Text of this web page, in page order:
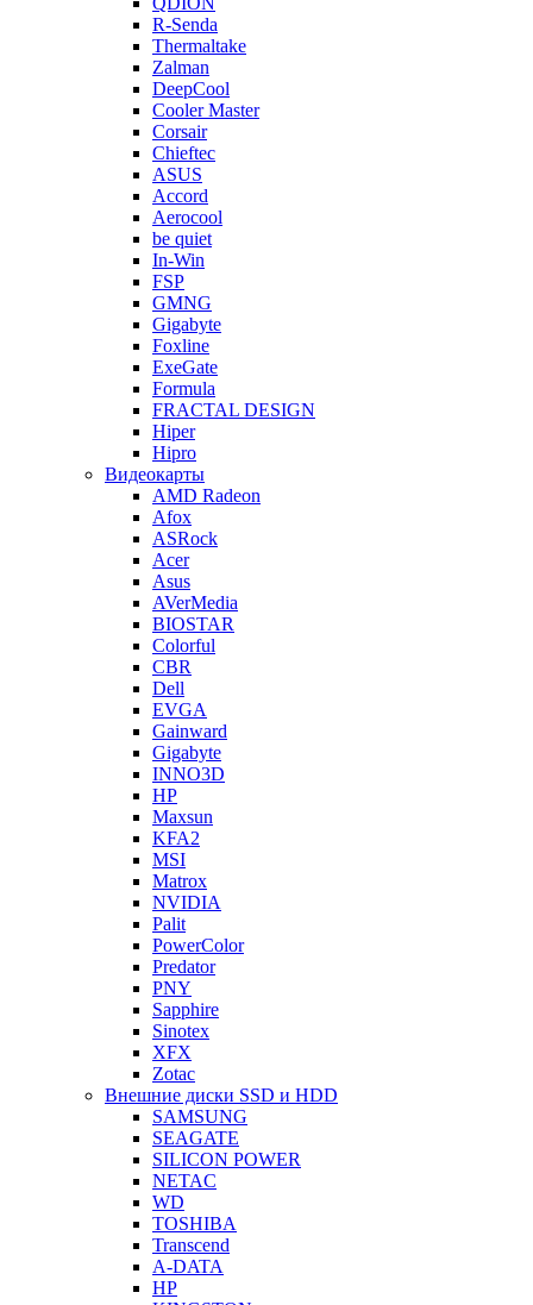
R-Senda
Thermaltake
Zalman
DeepCool
Cooler Master
Corsair
Chieftec
ASUS
Accord
Aerocool
be quiet
In-Win
FSP
GMNG
Gigabyte
Foxline
ExeGate
Formula
FRACTAL DESIGN
Hiper
Hipro
Видеокарты
AMD Radeon
Afox
ASRock
Acer
Asus
AVerMedia
BIOSTAR
Colorful
CBR
Dell
EVGA
Gainward
Gigabyte
INNO3D
HP
Maxsun
KFA2
MSI
Matrox
NVIDIA
Palit
PowerColor
Predator
PNY
Sapphire
Sinotex
XFX
Zotac
Внешние диски SSD и HDD
SAMSUNG
SEAGATE
SILICON POWER
NETAC
WD
TOSHIBA
Transcend
A-DATA
HP